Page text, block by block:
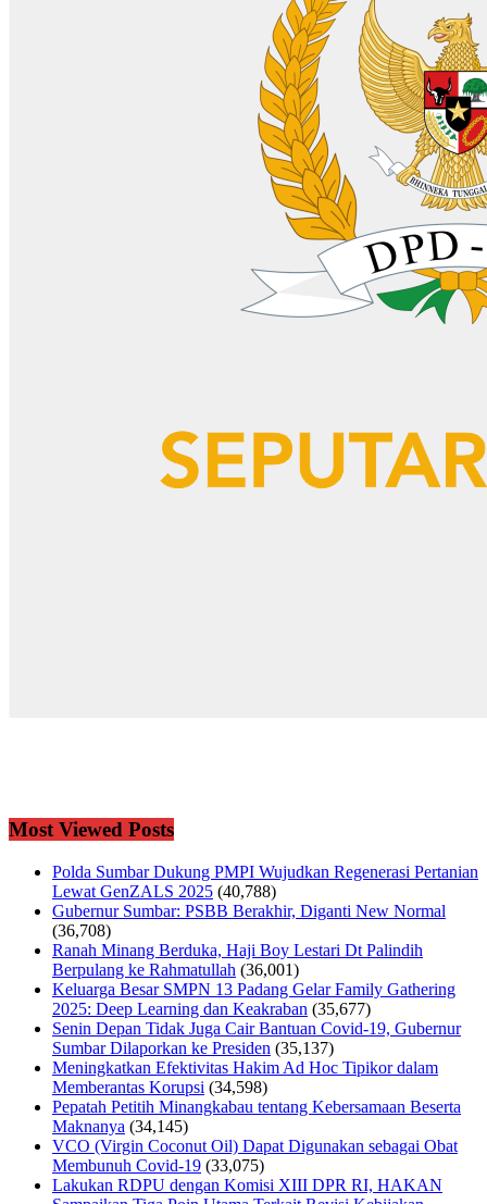
Most Viewed Posts
Polda Sumbar Dukung PMPI Wujudkan Regenerasi Pertanian
Lewat GenZALS 2025 (40,788)
Gubernur Sumbar: PSBB Berakhir, Diganti New Normal
(36,708)
Ranah Minang Berduka, Haji Boy Lestari Dt Palindih
Berpulang ke Rahmatullah (36,001)
Keluarga Besar SMPN 13 Padang Gelar Family Gathering
2025: Deep Learning dan Keakraban (35,677)
Senin Depan Tidak Juga Cair Bantuan Covid-19, Gubernur
Sumbar Dilaporkan ke Presiden (35,137)
Meningkatkan Efektivitas Hakim Ad Hoc Tipikor dalam
Memberantas Korupsi (34,598)
Pepatah Petitih Minangkabau tentang Kebersamaan Beserta
Maknanya (34,145)
VCO (Virgin Coconut Oil) Dapat Digunakan sebagai Obat
Membunuh Covid-19 (33,075)
Lakukan RDPU dengan Komisi XIII DPR RI, HAKAN